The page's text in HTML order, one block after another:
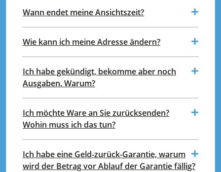
Wann endet meine Ansichtszeit?
Wie kann ich meine Adresse ändern?
Ich habe gekündigt, bekomme aber noch
Ausgaben. Warum?
Ich möchte Ware an Sie zurücksenden?
Wohin muss ich das tun?
Ich habe eine Geld-zurück-Garantie, warum
wird der Betrag vor Ablauf der Garantie fällig?